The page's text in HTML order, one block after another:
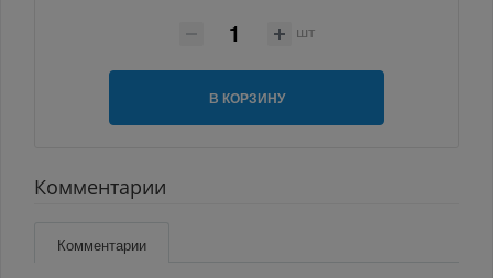
шт
В КОРЗИНУ
Комментарии
Комментарии